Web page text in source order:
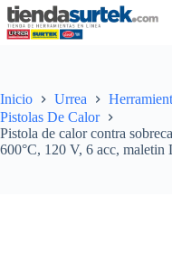
Saltar
al
contenido
Inicio Urrea
Pistolas De Calor
Pistola de calor contra
600°C, 120 V, 6 acc, maletin